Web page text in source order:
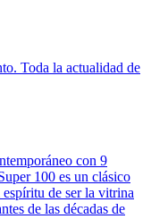
Toda la actualidad de
con 9
100 es un clásico
de ser la vitrina
de las décadas de